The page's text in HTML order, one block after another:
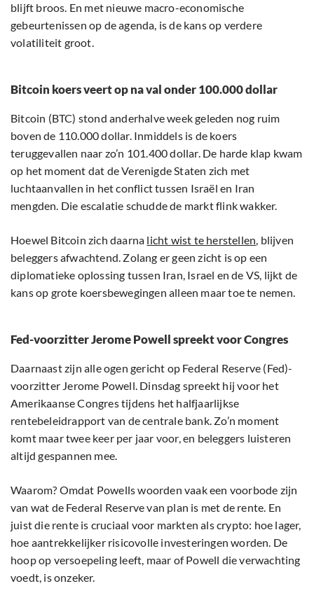
blijft broos. En met nieuwe macro-economische
gebeurtenissen op de agenda, is de kans op verdere
volatiliteit groot.
Bitcoin koers veert op na val onder 100.000 dollar
Bitcoin (BTC) stond anderhalve week geleden nog ruim
boven de 110.000 dollar. Inmiddels is de koers
teruggevallen naar zo’n 101.400 dollar. De harde klap kwam
op het moment dat de Verenigde Staten zich met
luchtaanvallen in het conflict tussen Israël en Iran
mengden. Die escalatie schudde de markt flink wakker.
Hoewel Bitcoin zich daarna licht wist te herstellen, blijven
beleggers afwachtend. Zolang er geen zicht is op een
diplomatieke oplossing tussen Iran, Israel en de VS, lijkt de
kans op grote koersbewegingen alleen maar toe te nemen.
Fed-voorzitter Jerome Powell spreekt voor Congres
Daarnaast zijn alle ogen gericht op Federal Reserve (Fed)-
voorzitter Jerome Powell. Dinsdag spreekt hij voor het
Amerikaanse Congres tijdens het halfjaarlijkse
rentebeleidrapport van de centrale bank. Zo’n moment
komt maar twee keer per jaar voor, en beleggers luisteren
altijd gespannen mee.
Waarom? Omdat Powells woorden vaak een voorbode zijn
van wat de Federal Reserve van plan is met de rente. En
juist die rente is cruciaal voor markten als crypto: hoe lager,
hoe aantrekkelijker risicovolle investeringen worden. De
hoop op versoepeling leeft, maar of Powell die verwachting
voedt, is onzeker.